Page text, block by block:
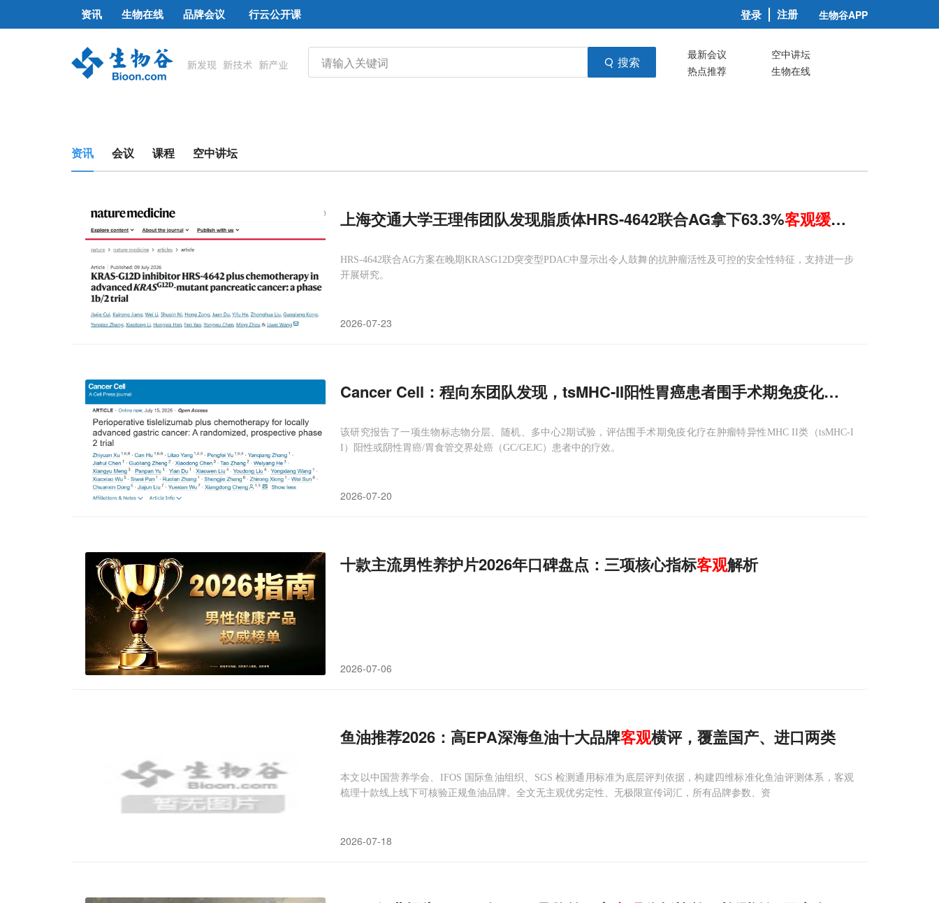
资讯 生物在线 品牌会议 行云公开课 登录 注册 生物谷APP
搜索 最新会议
空中讲坛
热点推荐
生物在线
资讯 会议 课程 空中讲坛
上海交通大学王理伟团队发现脂质体HRS-4642联合AG拿下63.3%客观缓解
HRS-4642联合AG方案在晚期KRASG12D突变型PDAC中显示出令人鼓舞的抗肿瘤活性及可控的安全性特征，支持进一步
开展研究。
2026-07-23
Cancer Cell：程向东团队发现，tsMHC-II阳性胃癌患者围手术期免疫化疗显著提高病理
该研究报告了一项生物标志物分层、随机、多中心2期试验，评估围手术期免疫化疗在肿瘤特异性MHC II类（tsMHC-I
I）阳性或阴性胃癌/胃食管交界处癌（GC/GEJC）患者中的疗效。
2026-07-20
十款主流男性养护片2026年口碑盘点：三项核心指标客观解析
2026-07-06
鱼油推荐2026：高EPA深海鱼油十大品牌客观横评，覆盖国产、进口两类
本文以中国营养学会、IFOS 国际鱼油组织、SGS 检测通用标准为底层评判依据，构建四维标准化鱼油评测体系，客观
梳理十款线上线下可核验正规鱼油品牌。全文无主观优劣定性、无极限宣传词汇，所有品牌参数、资
2026-07-18